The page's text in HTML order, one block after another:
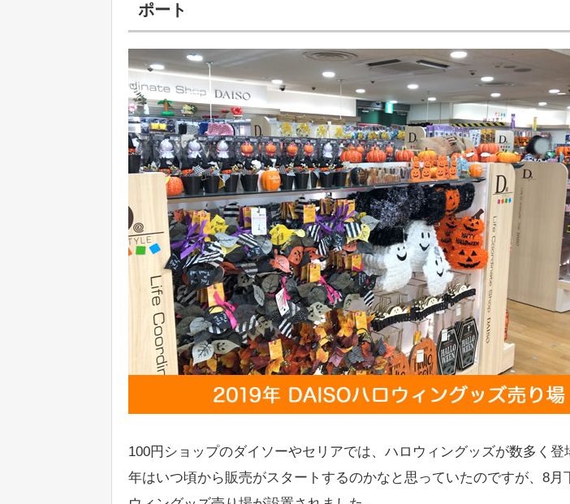
ポート
100円ショップのダイソーやセリアでは、ハロウィングッズが数多く登
年はいつ頃から販売がスタートするのかなと思っていたのですが、8月